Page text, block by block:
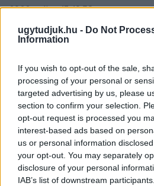
ugytudjuk.hu - Do Not
Information
If you wish to opt-out of the sale,
processing of your personal or
targeted advertising by us, please
section to confirm your selection.
opt-out request is processed you
interest-based ads based on
us or personal information
your opt-out. You may separately
disclosure of your personal
IAB’s list of downstream
2022. május. 17. 10:38
A Direkt36 hosszú oknyomozó
szét az ellenzéki kampány tavaly
között.
ELSZÚRTUK
2022. május. 03. 16:35
A vidéki fideszes kiskirályok hatalma,
volt első sorban a választási vereség
MSZP-s képviselő, megyei elnök,
de azért azt is elmondta, hogy ezt
csak összeborították, mint
JANCSÓ ZITA AZ
FORMÁBAN NEM